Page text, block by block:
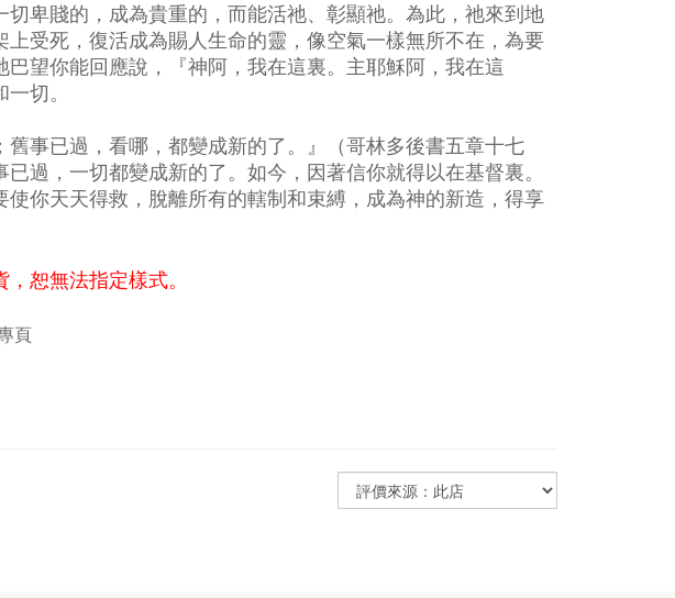
卑賤的，成為貴重的，而能活祂、彰顯祂。為此，祂來到地
受死，復活成為賜人生命的靈，像空氣一樣無所不在，為要
望你能回應說，『神阿，我在這裏。主耶穌阿，我在這
切。
事已過，看哪，都變成新的了。』（哥林多後書五章十七
過，一切都變成新的了。如今，因著信你就得以在基督裏。
你天天得救，脫離所有的轄制和束縛，成為神的新造，得享
恕無法指定樣式。
頁